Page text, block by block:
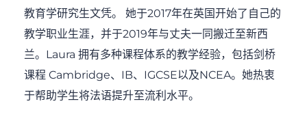
教育学研究生文凭。 她于2017年在英国开始了自己的
教学职业生涯，并于2019年与丈夫一同搬迁至新西
兰。Laura 拥有多种课程体系的教学经验，包括剑桥
课程 Cambridge、IB、IGCSE以及NCEA。她热衷
于帮助学生将法语提升至流利水平。